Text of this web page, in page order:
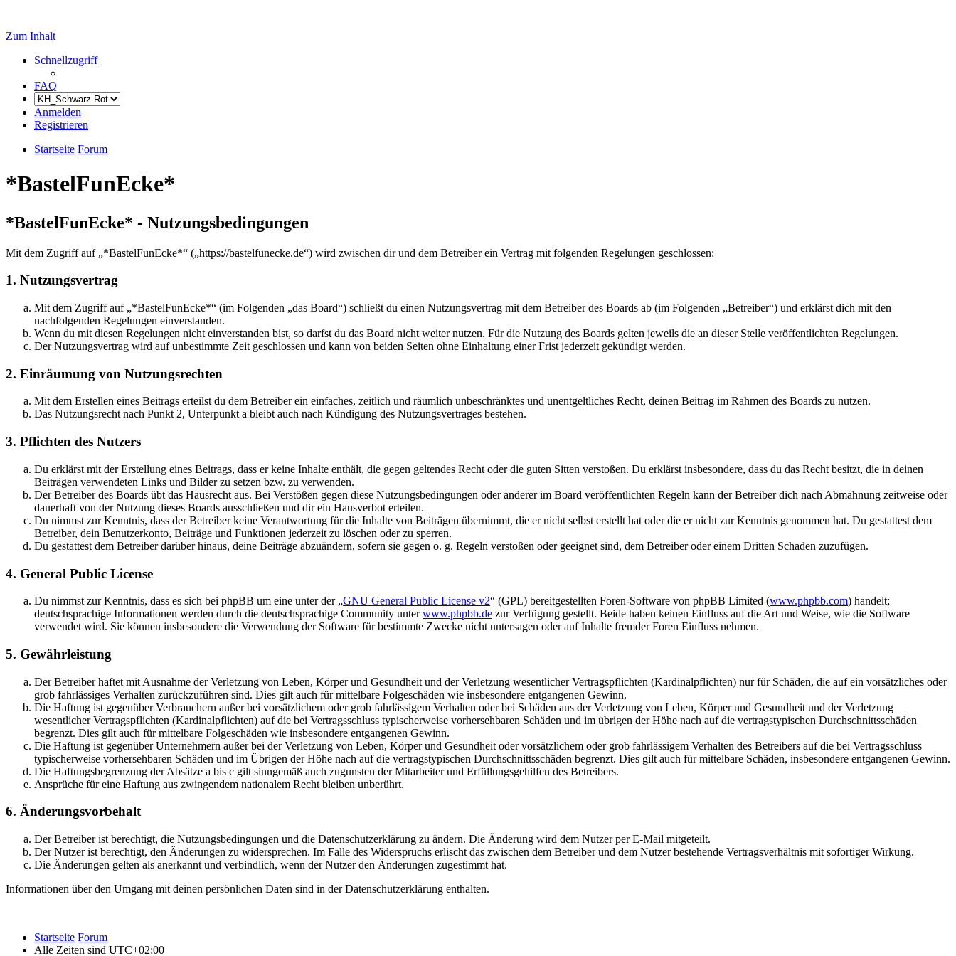
Zum Inhalt
Schnellzugriff
FAQ
Anmelden
Registrieren
Startseite Forum
*BastelFunEcke*
*BastelFunEcke* - Nutzungsbedingungen
Mit dem Zugriff auf „*BastelFunEcke*“ („https://bastelfunecke.de“) wird zwischen dir und dem Betreiber ein Vertrag mit folgenden Regelungen geschlossen:
1. Nutzungsvertrag
Mit dem Zugriff auf „*BastelFunEcke*“ (im Folgenden „das Board“) schließt du einen Nutzungsvertrag mit dem Betreiber des Boards ab (im Folgenden „Betreiber“) und erklärst dich mit den
nachfolgenden Regelungen einverstanden.
Wenn du mit diesen Regelungen nicht einverstanden bist, so darfst du das Board nicht weiter nutzen. Für die Nutzung des Boards gelten jeweils die an dieser Stelle veröffentlichten Regelungen.
Der Nutzungsvertrag wird auf unbestimmte Zeit geschlossen und kann von beiden Seiten ohne Einhaltung einer Frist jederzeit gekündigt werden.
2. Einräumung von Nutzungsrechten
Mit dem Erstellen eines Beitrags erteilst du dem Betreiber ein einfaches, zeitlich und räumlich unbeschränktes und unentgeltliches Recht, deinen Beitrag im Rahmen des Boards zu nutzen.
Das Nutzungsrecht nach Punkt 2, Unterpunkt a bleibt auch nach Kündigung des Nutzungsvertrages bestehen.
3. Pflichten des Nutzers
Du erklärst mit der Erstellung eines Beitrags, dass er keine Inhalte enthält, die gegen geltendes Recht oder die guten Sitten verstoßen. Du erklärst insbesondere, dass du das Recht besitzt, die in deinen
Beiträgen verwendeten Links und Bilder zu setzen bzw. zu verwenden.
Der Betreiber des Boards übt das Hausrecht aus. Bei Verstößen gegen diese Nutzungsbedingungen oder anderer im Board veröffentlichten Regeln kann der Betreiber dich nach Abmahnung zeitweise oder
dauerhaft von der Nutzung dieses Boards ausschließen und dir ein Hausverbot erteilen.
Du nimmst zur Kenntnis, dass der Betreiber keine Verantwortung für die Inhalte von Beiträgen übernimmt, die er nicht selbst erstellt hat oder die er nicht zur Kenntnis genommen hat. Du gestattest dem
Betreiber, dein Benutzerkonto, Beiträge und Funktionen jederzeit zu löschen oder zu sperren.
Du gestattest dem Betreiber darüber hinaus, deine Beiträge abzuändern, sofern sie gegen o. g. Regeln verstoßen oder geeignet sind, dem Betreiber oder einem Dritten Schaden zuzufügen.
4. General Public License
Du nimmst zur Kenntnis, dass es sich bei phpBB um eine unter der „GNU General Public License v2“ (GPL) bereitgestellten Foren-Software von phpBB Limited (www.phpbb.com) handelt;
deutschsprachige Informationen werden durch die deutschsprachige Community unterwww.phpbb.de zur Verfügung gestellt. Beide haben keinen Einfluss auf die Art und Weise, wie die Software
verwendet wird. Sie können insbesondere die Verwendung der Software für bestimmte Zwecke nicht untersagen oder auf Inhalte fremder Foren Einfluss nehmen.
5. Gewährleistung
Der Betreiber haftet mit Ausnahme der Verletzung von Leben, Körper und Gesundheit und der Verletzung wesentlicher Vertragspflichten (Kardinalpflichten) nur für Schäden, die auf ein vorsätzliches oder
grob fahrlässiges Verhalten zurückzuführen sind. Dies gilt auch für mittelbare Folgeschäden wie insbesondere entgangenen Gewinn.
Die Haftung ist gegenüber Verbrauchern außer bei vorsätzlichem oder grob fahrlässigem Verhalten oder bei Schäden aus der Verletzung von Leben, Körper und Gesundheit und der Verletzung
wesentlicher Vertragspflichten (Kardinalpflichten) auf die bei Vertragsschluss typischerweise vorhersehbaren Schäden und im übrigen der Höhe nach auf die vertragstypischen Durchschnittsschäden
begrenzt. Dies gilt auch für mittelbare Folgeschäden wie insbesondere entgangenen Gewinn.
Die Haftung ist gegenüber Unternehmern außer bei der Verletzung von Leben, Körper und Gesundheit oder vorsätzlichem oder grob fahrlässigem Verhalten des Betreibers auf die bei Vertragsschluss
typischerweise vorhersehbaren Schäden und im Übrigen der Höhe nach auf die vertragstypischen Durchschnittsschäden begrenzt. Dies gilt auch für mittelbare Schäden, insbesondere entgangenen Gewinn.
Die Haftungsbegrenzung der Absätze a bis c gilt sinngemäß auch zugunsten der Mitarbeiter und Erfüllungsgehilfen des Betreibers.
Ansprüche für eine Haftung aus zwingendem nationalem Recht bleiben unberührt.
6. Änderungsvorbehalt
Der Betreiber ist berechtigt, die Nutzungsbedingungen und die Datenschutzerklärung zu ändern. Die Änderung wird dem Nutzer per E-Mail mitgeteilt.
Der Nutzer ist berechtigt, den Änderungen zu widersprechen. Im Falle des Widerspruchs erlischt das zwischen dem Betreiber und dem Nutzer bestehende Vertragsverhältnis mit sofortiger Wirkung.
Die Änderungen gelten als anerkannt und verbindlich, wenn der Nutzer den Änderungen zugestimmt hat.
Informationen über den Umgang mit deinen persönlichen Daten sind in der Datenschutzerklärung enthalten.
Startseite Forum
Alle Zeiten sind UTC+02:00